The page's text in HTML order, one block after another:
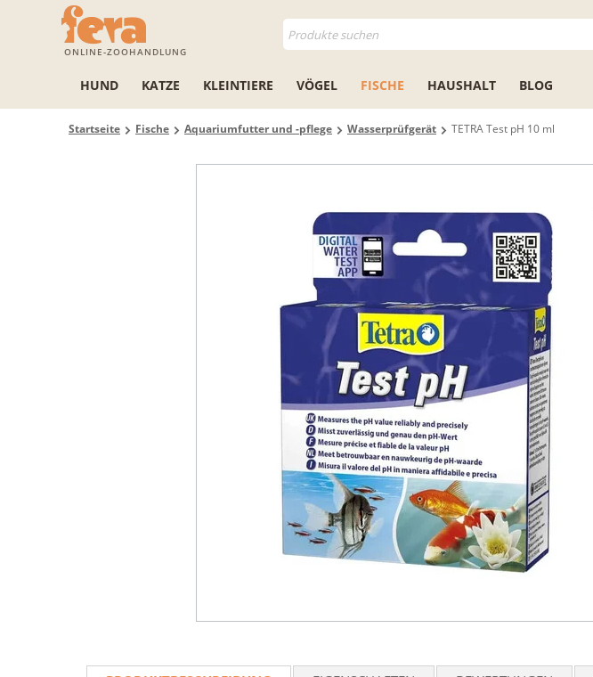
ONLINE-ZOOHANDLUNG
HUND KATZE KLEINTIERE VÖGEL FISCHE HAUSHALT BLOG
Startseite Fische Aquariumfutter und -pflege Wasserprüfgerät TETRA Test pH 10 ml